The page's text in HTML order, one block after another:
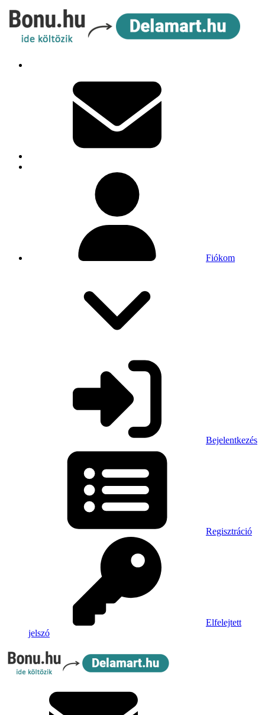
Fiókom
Bejelentkezés
Regisztráció
Elfelejtett
jelszó